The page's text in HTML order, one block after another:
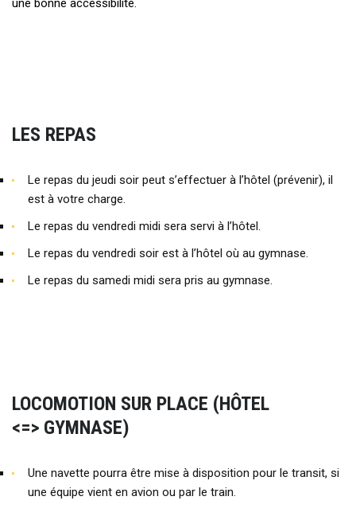
une bonne accessibilité.
LES REPAS
Le repas du jeudi soir peut s’effectuer à l’hôtel (prévenir), il
est à votre charge.
Le repas du vendredi midi sera servi à l’hôtel.
Le repas du vendredi soir est à l’hôtel où au gymnase.
Le repas du samedi midi sera pris au gymnase.
LOCOMOTION SUR PLACE (HÔTEL
<=> GYMNASE)
Une navette pourra être mise à disposition pour le transit, si
une équipe vient en avion ou par le train.